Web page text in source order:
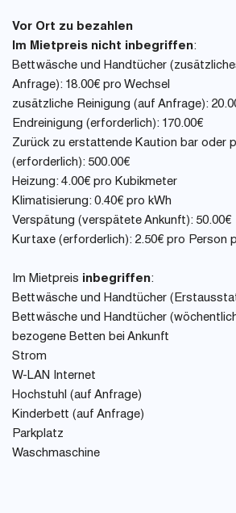
Vor Ort zu bezahlen
Im Mietpreis nicht inbegriffen:
Bettwäsche und Handtücher
Anfrage): 18.00€ pro Wechsel
zusätzliche Reinigung (auf Anfrage):
Endreinigung (erforderlich): 170.00€
Zurück zu erstattende Kaution bar oder
(erforderlich): 500.00€
Heizung: 4.00€ pro Kubikmeter
Klimatisierung: 0.40€ pro kWh
Verspätung (verspätete Ankunft): 50.00€
Kurtaxe (erforderlich): 2.50€ pro Person
Im Mietpreis inbegriffen:
Bettwäsche und Handtücher
Bettwäsche und Handtücher
bezogene Betten bei Ankunft
Strom
W-LAN Internet
Hochstuhl (auf Anfrage)
Kinderbett (auf Anfrage)
Parkplatz
Waschmaschine